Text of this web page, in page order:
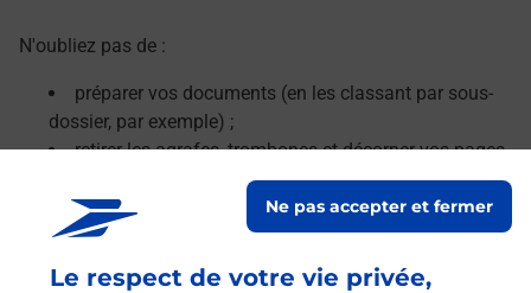
Le respect de votre vie privée,
Ne pas accepter et fermer
N'oubliez pas de :
préparer vos documents (en les classant par sous-
dossier, par exemple) ;
retirer les agrafes, trombones et décorner vos pages.
En savoir plus
Le lien s'ouvre dans un nouvel onglet